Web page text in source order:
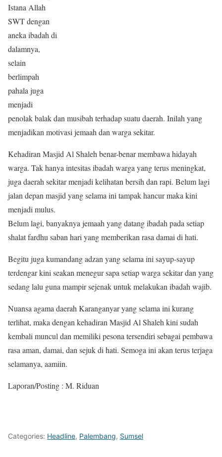
Istana Allah
SWT dengan
aneka ibadah di
dalamnya,
selain
berlimpah
pahala juga
menjadi
penolak balak dan musibah terhadap suatu daerah. Inilah yang
menjadikan motivasi jemaah dan warga sekitar.
Kehadiran Masjid Al Shaleh benar-benar membawa hidayah
warga. Tak hanya intesitas ibadah warga yang terus meningkat,
juga daerah sekitar menjadi kelihatan bersih dan rapi. Belum lagi
jalan depan masjid yang selama ini tampak hancur maka kini
menjadi mulus.
Belum lagi, banyaknya jemaah yang datang ibadah pada setiap
shalat fardhu saban hari yang memberikan rasa damai di hati.
Begitu juga kumandang adzan yang selama ini sayup-sayup
terdengar kini seakan menegur sapa setiap warga sekitar dan yang
sedang lalu guna mampir sejenak untuk melakukan ibadah wajib.
Nuansa agama daerah Karanganyar yang selama ini kurang
terlihat, maka dengan kehadiran Masjid Al Shaleh kini sudah
kembali muncul dan memiliki pesona tersendiri sebagai pembawa
rasa aman, damai, dan sejuk di hati. Semoga ini akan terus terjaga
selamanya, aamiin.
Laporan/Posting : M. Riduan
Categories: Headline, Palembang, Sumsel